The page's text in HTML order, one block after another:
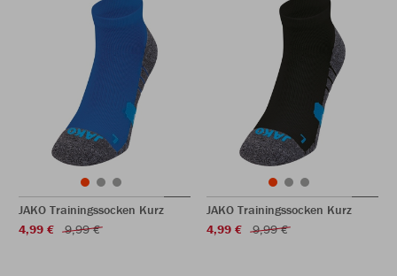
JAKO Trainingssocken Kurz
4,99 €
9,99 €
JAKO Trainingssocken Kurz
4,99 €
9,99 €